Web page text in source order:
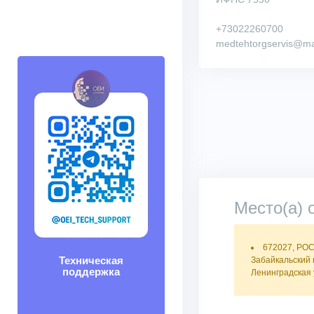
Техническая
поддержка
+73022260700
Место(а)
672027,
Забайкальский
Ленинградская